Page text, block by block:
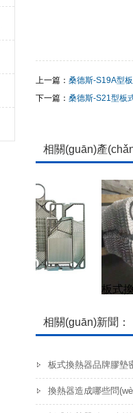
上一篇： 桑德斯-S19A型
下一篇： 桑德斯-S21型板
相關(guān)產
板式
相關(guān)新聞：
板式換熱器品牌膠墊
換熱器造成哪些問